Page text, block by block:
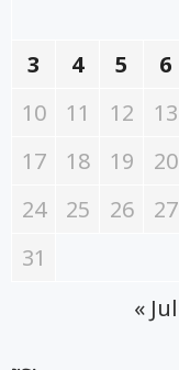
3
4 5 6
10
11 12 13
17
18 19 20
24
25 26 27
31
« Jul